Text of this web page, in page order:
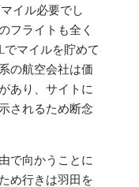
イル必要でし
フライトも全く
でマイルを貯めて
の航空会社は価
あり、サイトに
されるため断念
で向かうことに
め行きは羽田を